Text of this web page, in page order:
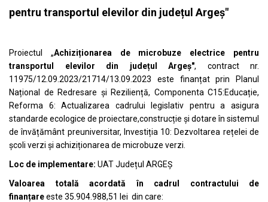
pentru transportul elevilor din județul Argeș"
Proiectul „Achiziționarea de microbuze electrice pentru
transportul elevilor din județul Argeș", contract nr.
11975/12.09.2023/21714/13.09.2023 este finanțat prin Planul
Național de Redresare și Reziliență, Componenta C15:Educație,
Reforma 6: Actualizarea cadrului legislativ pentru a asigura
standarde ecologice de proiectare,construcție și dotare în sistemul
de învățământ preuniversitar, Investiția 10: Dezvoltarea rețelei de
școli verzi și achiziționarea de microbuze verzi.
Loc de implementare: UAT Județul ARGEȘ
Valoarea totală acordată în cadrul contractului de
finanțareeste 35.904.988,51 lei din care: